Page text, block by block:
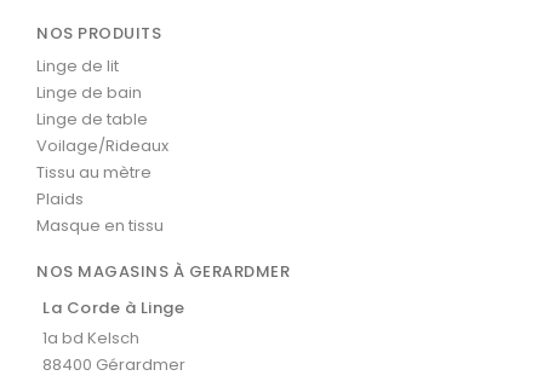
NOS PRODUITS
Linge de lit
Linge de bain
Linge de table
Voilage/Rideaux
Tissu au mètre
Plaids
Masque en tissu
NOS MAGASINS À GERARDMER
La Corde à Linge
1a bd Kelsch
88400 Gérardmer